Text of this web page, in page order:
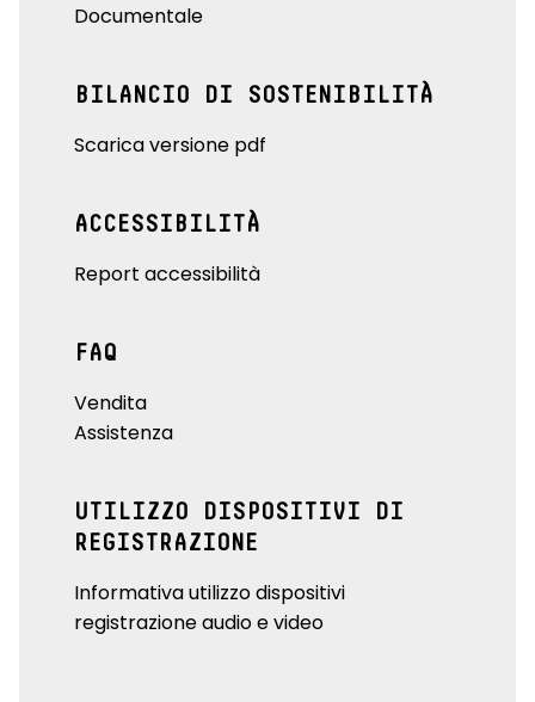
Documentale
BILANCIO DI SOSTENIBILITÀ
Scarica versione pdf
ACCESSIBILITÀ
Report accessibilità
FAQ
Vendita
Assistenza
UTILIZZO DISPOSITIVI DI
REGISTRAZIONE
Informativa utilizzo dispositivi
registrazione audio e video